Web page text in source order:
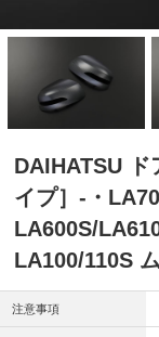
DAIHATSU ド
イプ］-・
LA600S/
LA100/110S
注意事項